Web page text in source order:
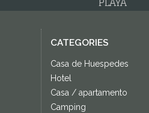
CATEGORIES
Casa de Huespedes
Hotel
Casa / apartamento
Camping